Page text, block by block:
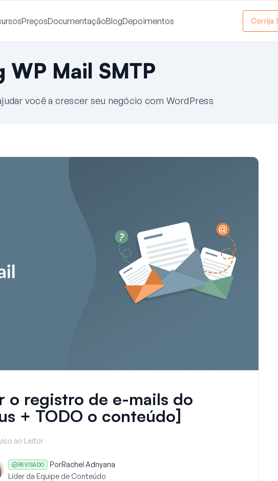
PreçosDocumentaçãoBlogDepoimentos Corrija
WP Mail SMTP
você a crescer seu negócio com WordPress
o registro de e-mails do
+ TODO o conteúdo]
ao Leitor
REVISADO PorRachel Adnyana
Líder da Equipe de Conteúdo